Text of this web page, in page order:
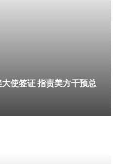
使签证 指责美方干预总